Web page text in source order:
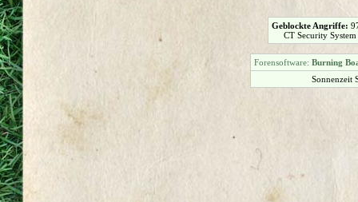
Geblockte Angriffe:
CT Security
Forensoftware: Burning
Sonnenzeit